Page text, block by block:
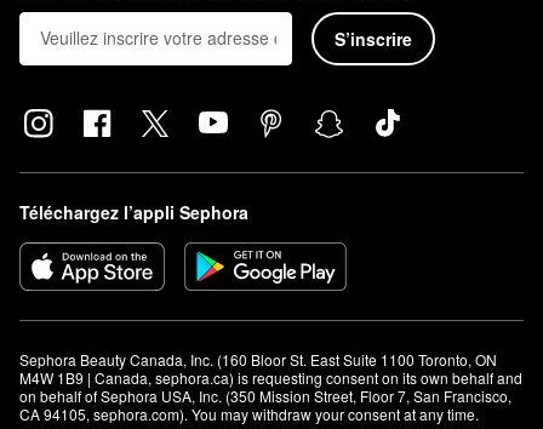
S’inscrire
Téléchargez l’appli Sephora
Sephora Beauty Canada, Inc. (160 Bloor St. East Suite 1100 Toronto, ON
M4W 1B9 | Canada, sephora.ca) is requesting consent on its own behalf and
on behalf of Sephora USA, Inc. (350 Mission Street, Floor 7, San Francisco,
CA 94105, sephora.com). You may withdraw your consent at any time.